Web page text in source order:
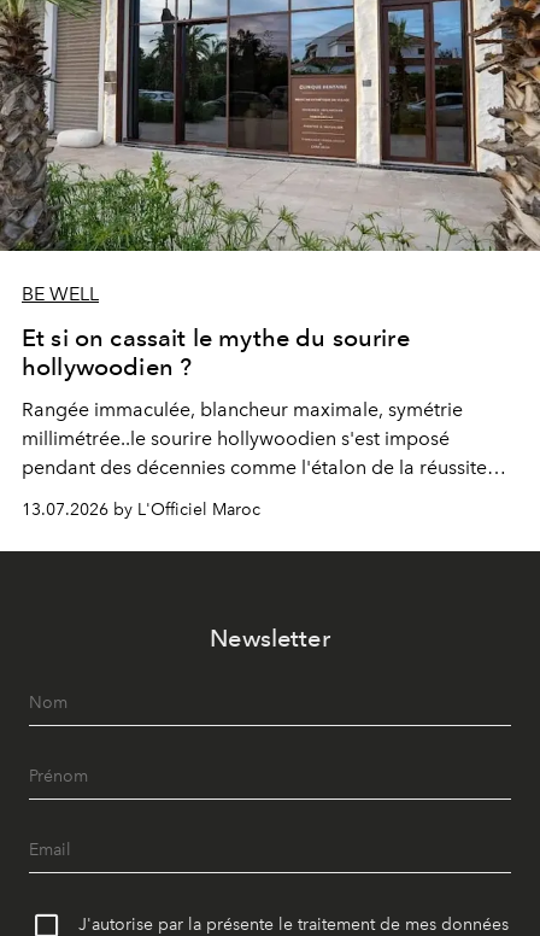
BE WELL
Et si on cassait le mythe du sourire
hollywoodien ?
Rangée immaculée, blancheur maximale, symétrie
millimétrée..le sourire hollywoodien s'est imposé
pendant des décennies comme l'étalon de la réussite
esthétique. Mais ce que l'on prenait pour un idéal se
révèle être un standard, qui, par définition, gomme ce
qui nous distingue. Aujourd'hui, la dentisterie change de
13.07.2026 by L'Officiel Maroc
Newsletter
J'autorise par la présente le traitement de mes données